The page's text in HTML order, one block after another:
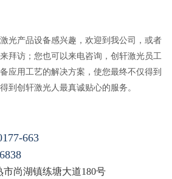
光产品设备感兴趣，欢迎到我公司，或者
拜访；您也可以来电咨询，创轩激光员工
应用工艺的解决方案，使您最终不仅得到
到创轩激光人最真诚贴心的服务。
663
尚湖镇练塘大道180号